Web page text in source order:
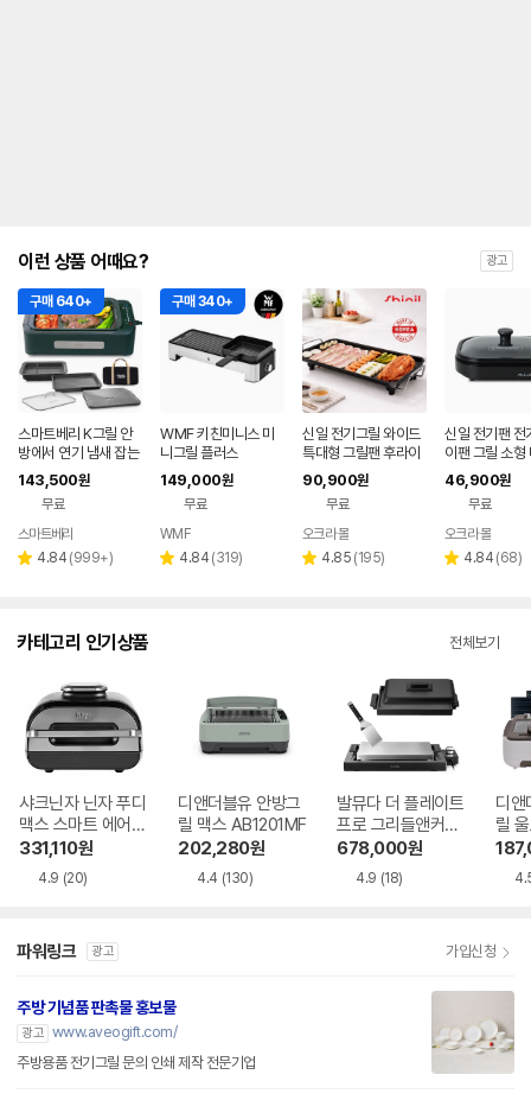
이런 상품 어때요? 광고
구매 640+
스마트베리 K그릴 안
방에서 연기 냄새 잡는
가정용 대형 전기그릴
만능요리 짬짜팬 대형
전골팬
143,500원
무료
페이
스마트베리
별 4.84 리
(999+)
구매 340+
WMF 키친미니스 미
니그릴 플러스
149,000원
무료
WMF
별 4.84 리
(319)
신일 전기그릴 와이드
특대형 그릴팬 후라이
팬 고기불판 멀티팬 가
정용 국산
90,900원
무료
오크라 몰
별 4.85 리
(195)
신일 전기팬 전
이팬 그릴 소형
티쿠커 국산
46,900원
무료
오크라 몰
별 4.84 리
(68)
카테고리 인기상품 전체보기
샤크닌자 닌자 푸디
맥스 스마트 에어그
릴 AG551KR
331,110원
4.9 (20)
디앤더블유 안방그
릴 맥스 AB1201MF
202,280원
4.4 (130)
발뮤다 더 플레이트
프로 그리들앤커버
포함
678,000원
4.9 (18)
디앤
릴
MF
파워링크 광고 가입신청
주방 기념품 판촉물 홍보물
광고 www.aveogift.com/
주방용품 전기그릴 문의 인쇄 제작 전문기업